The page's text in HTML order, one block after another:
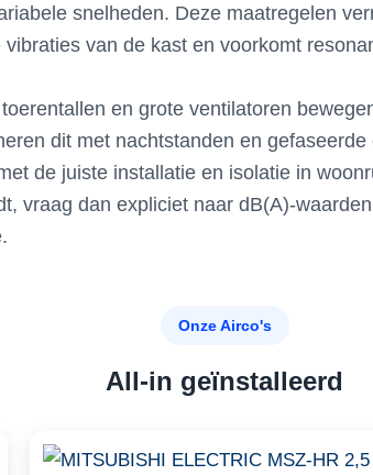
snelheden. Deze maatregelen
van de kast en voorkomt
en grote ventilatoren
dit met nachtstanden en
de juiste installatie en isolatie in
vraag dan expliciet naar dB(A)-
Onze Airco's
All-in geïnstalleerd